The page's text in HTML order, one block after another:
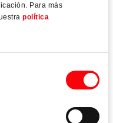
Para más
política
de
de